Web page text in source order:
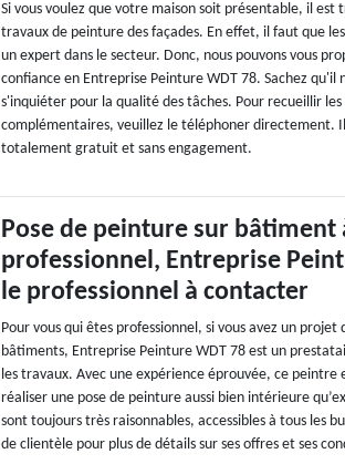
Si vous voulez que votre maison soit présentable, il
travaux de peinture des façades. En effet, il faut que
un expert dans le secteur. Donc, nous pouvons vous
confiance en Entreprise Peinture WDT 78. Sachez qu'il
s'inquiéter pour la qualité des tâches. Pour recueillir
complémentaires, veuillez le téléphoner directement. Il
totalement gratuit et sans engagement.
Pose de peinture sur bâtiment
professionnel, Entreprise
le professionnel à contacter
Pour vous qui êtes professionnel, si vous avez un projet
bâtiments, Entreprise Peinture WDT 78 est un
les travaux. Avec une expérience éprouvée, ce
réaliser une pose de peinture aussi bien intérieure
sont toujours très raisonnables, accessibles à tous les
de clientèle pour plus de détails sur ses offres et ses